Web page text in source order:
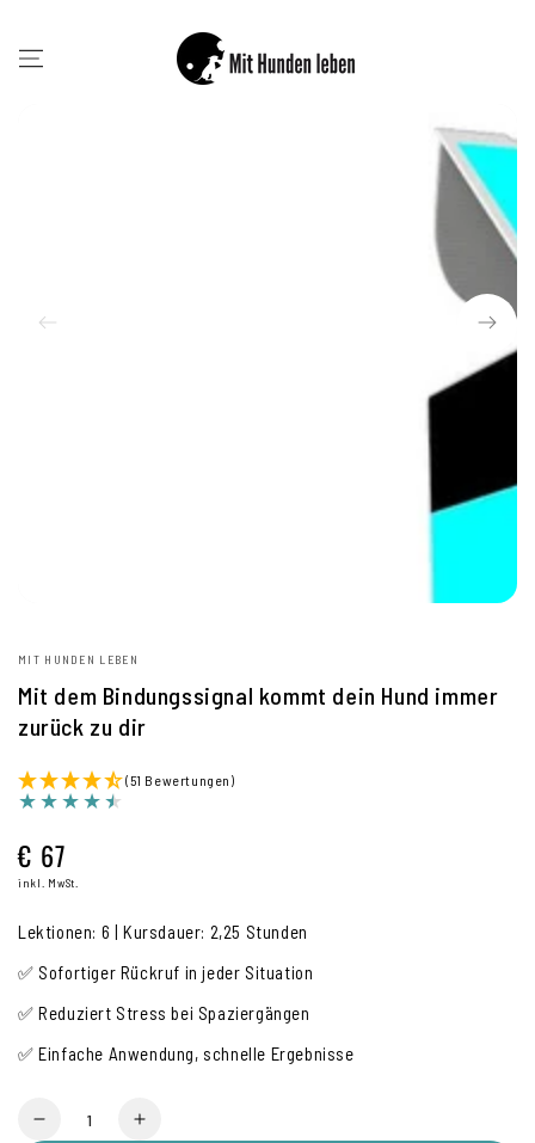
MIT HUNDEN LEBEN
Mit dem Bindungssignal kommt dein Hund immer
zurück zu dir
(51 Bewertungen)
Regulärer
Preis
€ 67
inkl. MwSt.
Lektionen: 6 | Kursdauer: 2,25 Stunden
✅ Sofortiger Rückruf in jeder Situation
✅ Reduziert Stress bei Spaziergängen
✅ Einfache Anwendung, schnelle Ergebnisse
Verringere Erhöhe